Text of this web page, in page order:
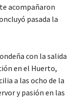
acompañaron
pasada la
con la salida
en el Huerto,
a las ocho de la
y pasión en las